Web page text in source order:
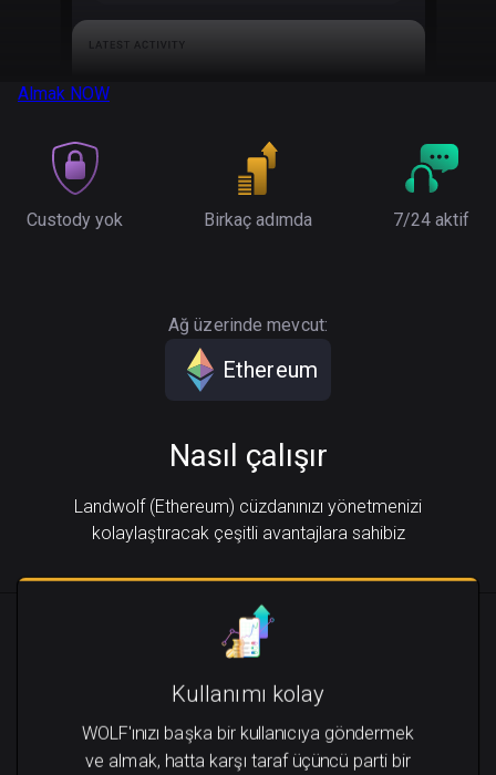
Almak NOW
Custody yok Birkaç adımda 7/24 aktif
Ağ üzerinde mevcut:
Ethereum
Nasıl çalışır
Landwolf (Ethereum) cüzdanınızı yönetmenizi
kolaylaştıracak çeşitli avantajlara sahibiz
Kullanımı kolay
WOLF'ınızı başka bir kullanıcıya göndermek
ve almak, hatta karşı taraf üçüncü parti bir